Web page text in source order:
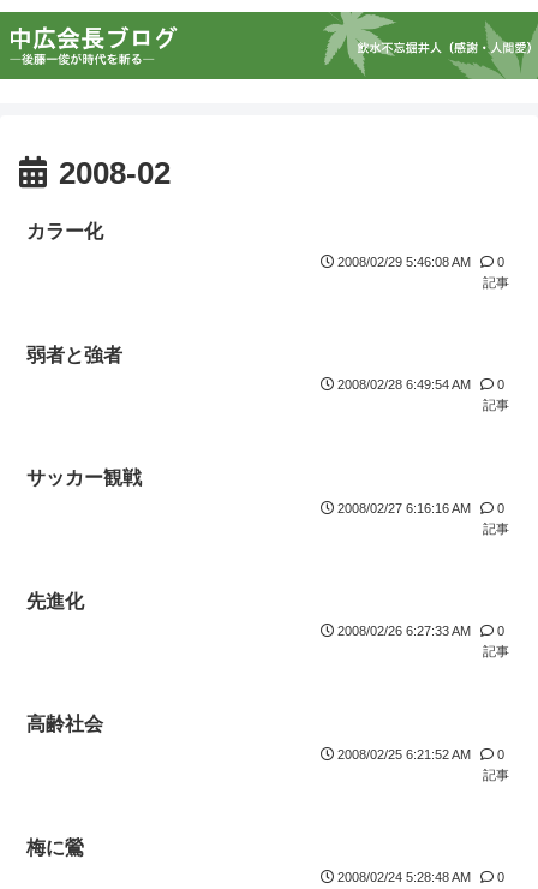
2008-02
カラー化
2008/02/29 5:46:08 AM
0
記事
弱者と強者
2008/02/28 6:49:54 AM
0
記事
サッカー観戦
2008/02/27 6:16:16 AM
0
記事
先進化
2008/02/26 6:27:33 AM
0
記事
高齢社会
2008/02/25 6:21:52 AM
0
記事
梅に鶯
2008/02/24 5:28:48 AM
0